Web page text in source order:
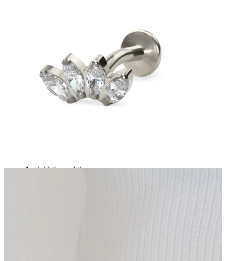
Bodymod Essentials
Apsipirkti pagal tipą